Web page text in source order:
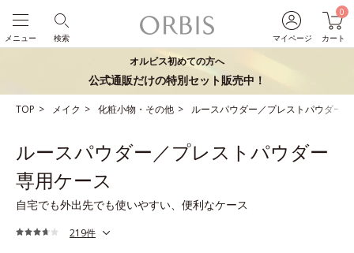
マイページ
0
カート
検索
メニュー
オルビス初めての方へ
公式通販だけの特別セット販売中！
TOP メイク 化粧小物・その他 ルースパウダー／プレストパウダー
ルースパウダー／プレストパウダー
専用ケース
自宅でも外出先でも使いやすい、便利なケース
219件